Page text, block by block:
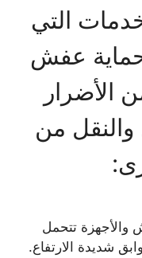
التي
عفش
الأضرار
والنقل من
والأجهزة تتحمل
شديدة الارتفاع.